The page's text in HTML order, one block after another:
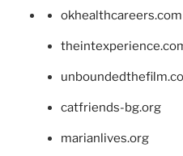
okhealthcareers.com
catfriends-bg.org
marianlives.org